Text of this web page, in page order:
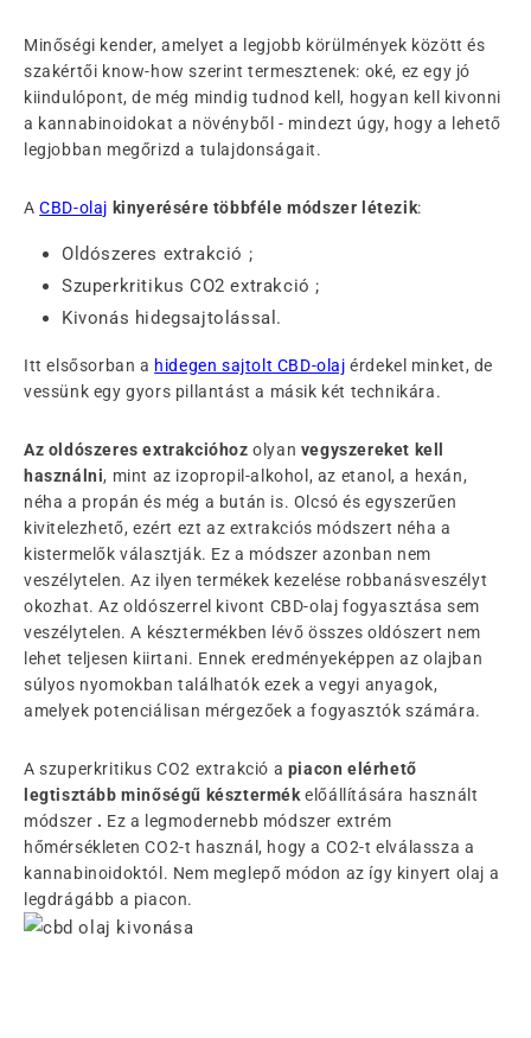
Minőségi kender, amelyet a legjobb körülmények között és
szakértői know-how szerint termesztenek: oké, ez egy jó
kiindulópont, de még mindig tudnod kell, hogyan kell kivonni
a kannabinoidokat a növényből - mindezt úgy, hogy a lehető
legjobban megőrizd a tulajdonságait.
ACBD-olaj kinyerésére többféle módszer létezik:
Oldószeres extrakció ;
Szuperkritikus CO2 extrakció ;
Kivonás hidegsajtolással.
Itt elsősorban a hidegen sajtolt CBD-olaj érdekel minket, de
vessünk egy gyors pillantást a másik két technikára.
Az oldószeres extrakcióhoz olyan vegyszereket kell
használni, mint az izopropil-alkohol, az etanol, a hexán,
néha a propán és még a bután is. Olcsó és egyszerűen
kivitelezhető, ezért ezt az extrakciós módszert néha a
kistermelők választják. Ez a módszer azonban nem
veszélytelen. Az ilyen termékek kezelése robbanásveszélyt
okozhat. Az oldószerrel kivont CBD-olaj fogyasztása sem
veszélytelen. A késztermékben lévő összes oldószert nem
lehet teljesen kiirtani. Ennek eredményeképpen az olajban
súlyos nyomokban találhatók ezek a vegyi anyagok,
amelyek potenciálisan mérgezőek a fogyasztók számára.
A szuperkritikus CO2 extrakció a piacon elérhető
legtisztább minőségű késztermék előállítására használt
módszer . Ez a legmodernebb módszer extrém
hőmérsékleten CO2-t használ, hogy a CO2-t elválassza a
kannabinoidoktól. Nem meglepő módon az így kinyert olaj a
legdrágább a piacon.